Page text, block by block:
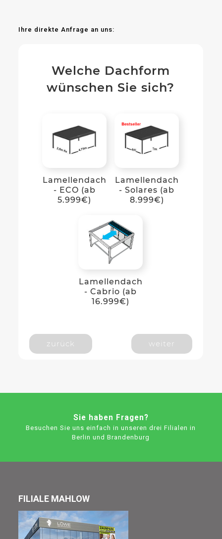
Ihre direkte Anfrage an uns:
Welche Dachform
wünschen Sie sich?
Lamellendach
- ECO (ab
5.999€)
Lamellendach
- Solares (ab
8.999€)
Lamellendach
- Cabrio (ab
16.999€)
zurück weiter
Sie haben Fragen?
Besuchen Sie uns einfach in unseren drei Filialen in
Berlin und Brandenburg
FILIALE MAHLOW